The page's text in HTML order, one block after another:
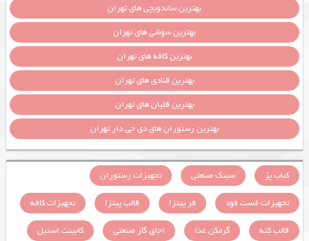
بهترین ساندویچی های تهران
بهترین سوشی های تهران
بهترین کافه های تهران
بهترین قنادی های تهران
بهترین قلیان های تهران
بهترین رستوران های دی جی دار تهران
کباب پز سینک صنعتی
تجهیزات رستوران
تجهیزات فست فود
فر پیتزا قالب پیتزا
تجهیزات کافه
قالب کته
گرمکن غذا اجاق گاز صنعتی
کابینت استیل